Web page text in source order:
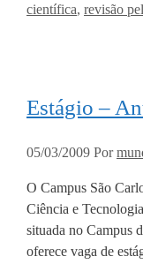
científica, revisão
Estágio –
05/03/2009 Por
O Campus São
Ciência e
situada no Campus
oferece vaga de